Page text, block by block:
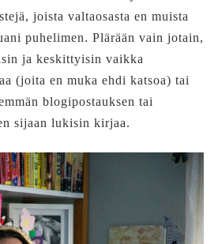
joista valtaosasta en muista
puhelimen. Plärään vain jotain,
ja keskittyisin vaikka
(joita en muka ehdi katsoa) tai
blogipostauksen tai
sijaan lukisin kirjaa.